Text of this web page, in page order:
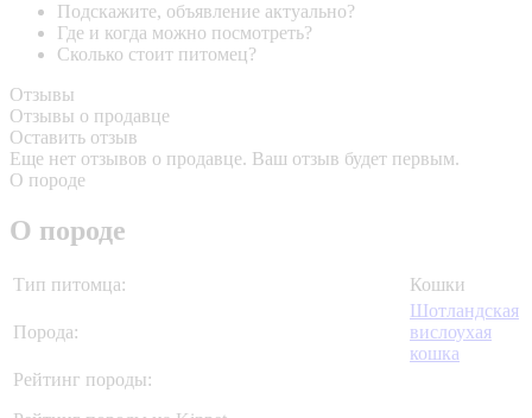
Подскажите, объявление актуально?
Где и когда можно посмотреть?
Сколько стоит питомец?
Отзывы
Отзывы о продавце
Оставить отзыв
Еще нет отзывов о продавце. Ваш отзыв будет первым.
О породе
О породе
Тип питомца: Кошки
Порода:
Шотландская
вислоухая
кошка
Рейтинг породы: